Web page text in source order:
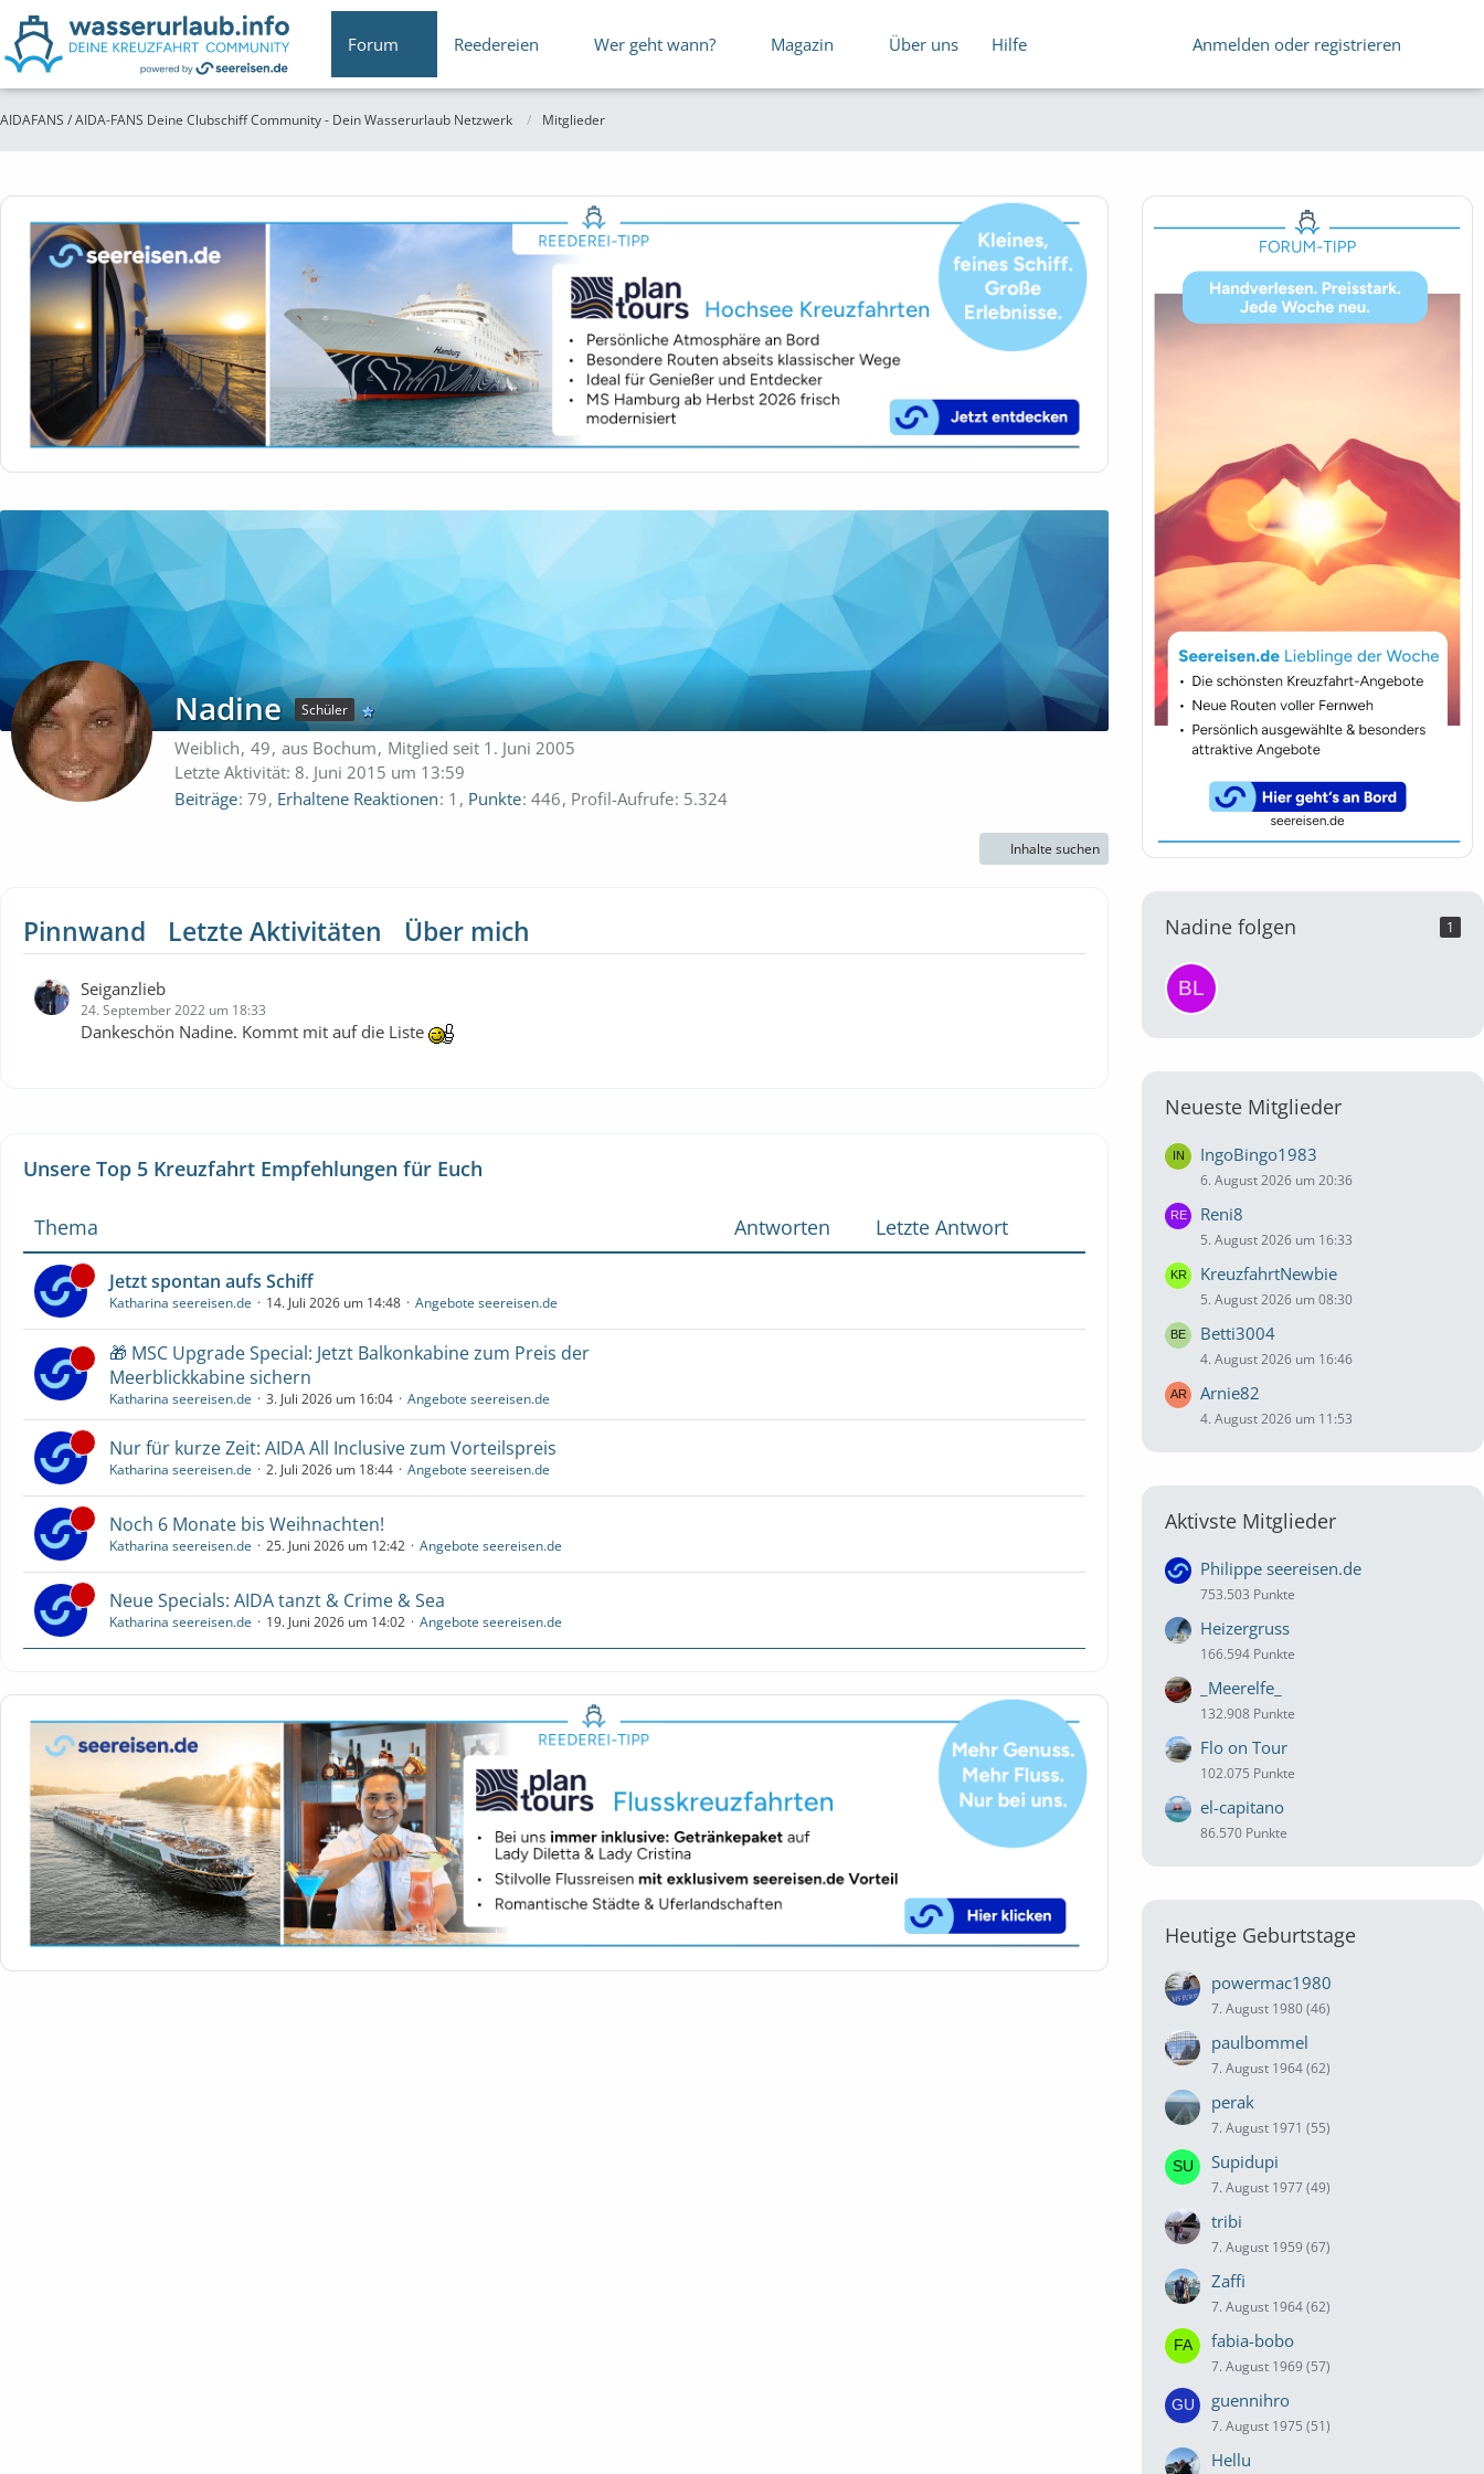
Forum Reedereien Wer geht wann? Magazin Über uns Hilfe Anmelden oder registrieren
AIDAFANS / AIDA-FANS Deine Clubschiff Community - Dein Wasserurlaub Netzwerk Mitglieder
Nadine Schüler
Weiblich 49 aus Bochum Mitglied seit 1. Juni 2005
Letzte Aktivität: 8. Juni 2015 um 13:59
Beiträge 79 Erhaltene Reaktionen 1 Punkte 446 Profil-Aufrufe 5.324
Inhalte suchen
Pinnwand Letzte Aktivitäten Über mich
Seiganzlieb
24. September 2022 um 18:33
Dankeschön Nadine. Kommt mit auf die Liste
Unsere Top 5 Kreuzfahrt Empfehlungen für Euch
Thema Antworten Letzte Antwort
Jetzt spontan aufs Schiff
Katharina seereisen.de 14. Juli 2026 um 14:48 Angebote seereisen.de
🎁 MSC Upgrade Special: Jetzt Balkonkabine zum Preis der
Meerblickkabine sichern
Katharina seereisen.de 3. Juli 2026 um 16:04 Angebote seereisen.de
Nur für kurze Zeit: AIDA All Inclusive zum Vorteilspreis
Katharina seereisen.de 2. Juli 2026 um 18:44 Angebote seereisen.de
Noch 6 Monate bis Weihnachten!
Katharina seereisen.de 25. Juni 2026 um 12:42 Angebote seereisen.de
Neue Specials: AIDA tanzt & Crime & Sea
Katharina seereisen.de 19. Juni 2026 um 14:02 Angebote seereisen.de
Nadine folgen 1
Neueste Mitglieder
IngoBingo1983
6. August 2026 um 20:36
Reni8
5. August 2026 um 16:33
KreuzfahrtNewbie
5. August 2026 um 08:30
Betti3004
4. August 2026 um 16:46
Arnie82
4. August 2026 um 11:53
Aktivste Mitglieder
Philippe seereisen.de
753.503 Punkte
Heizergruss
166.594 Punkte
_Meerelfe_
132.908 Punkte
Flo on Tour
102.075 Punkte
el-capitano
86.570 Punkte
Heutige Geburtstage
powermac1980
7. August 1980 (46)
paulbommel
7. August 1964 (62)
perak
7. August 1971 (55)
Supidupi
7. August 1977 (49)
tribi
7. August 1959 (67)
Zaffi
7. August 1964 (62)
fabia-bobo
7. August 1969 (57)
guennihro
7. August 1975 (51)
Hellu